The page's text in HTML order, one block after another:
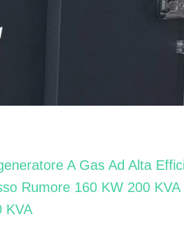
A Gas Ad Alta
Rumore 160 KW 200
KVA